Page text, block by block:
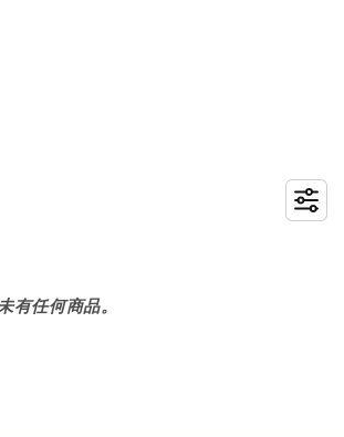
有任何商品。